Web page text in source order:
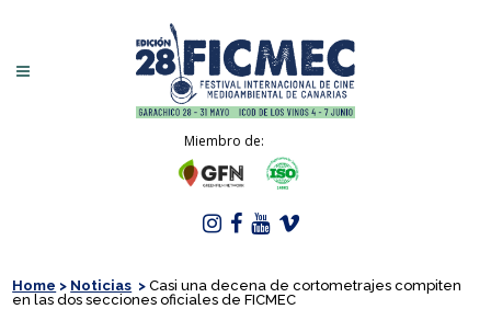
Miembro de:
Home > Noticias >Casi una decena de cortometrajes compiten
en las dos secciones oficiales de FICMEC